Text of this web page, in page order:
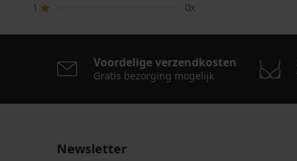
1
0x
Voordelige verzendkosten
Gratis bezorging mogelijk
Newsletter